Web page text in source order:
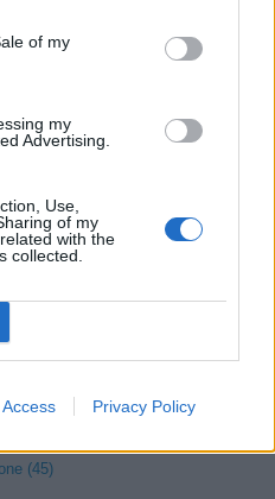
of my
my
Advertising.
Use,
of my
with the
collected.
Privacy Policy
(1)
(18)
(57)
(1)
(4)
(45)